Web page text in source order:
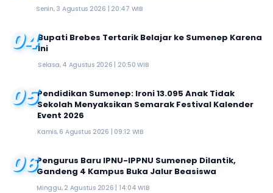
Senin, 3 Agustus 2026 | 20:47 WIB
04Bupati Brebes Tertarik Belajar ke Sumenep Karena
Ini
Selasa, 4 Agustus 2026 | 20:50 WIB
05Pendidikan Sumenep: Ironi 13.095 Anak Tidak
Sekolah Menyaksikan Semarak Festival Kalender
Event 2026
Kamis, 6 Agustus 2026 | 09:12 WIB
06Pengurus Baru IPNU-IPPNU Sumenep Dilantik,
Gandeng 4 Kampus Buka Jalur Beasiswa
Minggu, 2 Agustus 2026 | 14:04 WIB